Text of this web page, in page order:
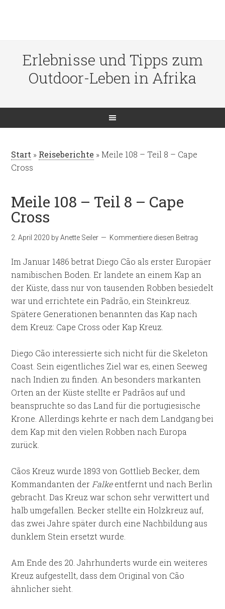
Erlebnisse und Tipps zum
Outdoor-Leben in Afrika
Start » Reiseberichte »Meile 108 – Teil 8 – Cape
Cross
Meile 108 – Teil 8 – Cape
Cross
2. April 2020 byAnette Seiler Kommentiere diesen Beitrag
Im Januar 1486 betrat Diego Cão als erster Europäer
namibischen Boden. Er landete an einem Kap an
der Küste, dass nur von tausenden Robben besiedelt
war und errichtete ein Padrão, ein Steinkreuz.
Spätere Generationen benannten das Kap nach
dem Kreuz: Cape Cross oder Kap Kreuz.
Diego Cão interessierte sich nicht für die Skeleton
Coast. Sein eigentliches Ziel war es, einen Seeweg
nach Indien zu finden. An besonders markanten
Orten an der Küste stellte er Padrãos auf und
beanspruchte so das Land für die portugiesische
Krone. Allerdings kehrte er nach dem Landgang bei
dem Kap mit den vielen Robben nach Europa
zurück.
Cãos Kreuz wurde 1893 von Gottlieb Becker, dem
Kommandanten der Falkeentfernt und nach Berlin
gebracht. Das Kreuz war schon sehr verwittert und
halb umgefallen. Becker stellte ein Holzkreuz auf,
das zwei Jahre später durch eine Nachbildung aus
dunklem Stein ersetzt wurde.
Am Ende des 20. Jahrhunderts wurde ein weiteres
Kreuz aufgestellt, dass dem Original von Cão
ähnlicher sieht.